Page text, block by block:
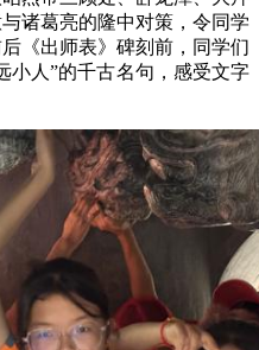
诸葛亮的隆中对策，令同学
《出师表》碑刻前，同学们
小人”的千古名句，感受文字